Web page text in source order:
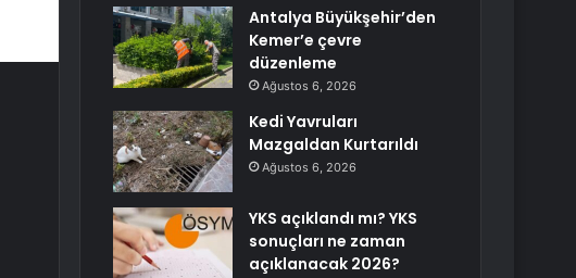
Antalya Büyükşehir’den
Kemer’e çevre
düzenleme
Ağustos 6, 2026
Kedi Yavruları
Mazgaldan Kurtarıldı
Ağustos 6, 2026
YKS açıklandı mı? YKS
sonuçları ne zaman
açıklanacak 2026?